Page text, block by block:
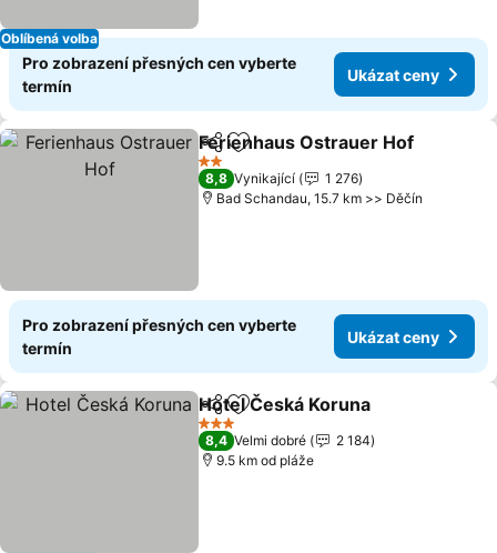
Oblíbená volba
Pro zobrazení přesných cen vyberte
termín
Ukázat ceny
SdíletPřidat na seznam oblíbených
Ferienhaus Ostrauer Hof
2 Počet hvězdiček
8,8 Vynikající
1 276
Bad Schandau, 15.7 km >> Děčín
Pro zobrazení přesných cen vyberte
termín
Ukázat ceny
SdíletPřidat na seznam oblíbených
Hotel Česká Koruna
3 Počet hvězdiček
8,4 Velmi dobré
2 184
9.5 km od pláže